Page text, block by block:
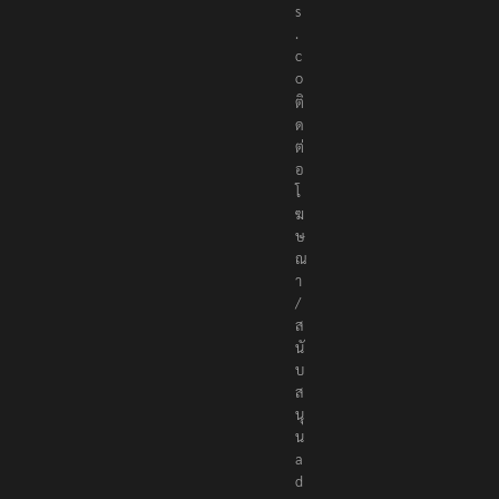
s
.
c
o
ติ
ด
ต่
อ
โ
ฆ
ษ
ณ
า
/
ส
นั
บ
ส
นุ
น
a
d